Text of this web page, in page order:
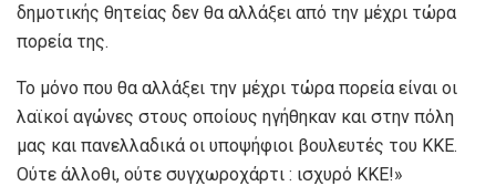
δημοτικής θητείας δεν θα αλλάξει από την μέχρι τώρα
πορεία της.
Το μόνο που θα αλλάξει την μέχρι τώρα πορεία είναι οι
λαϊκοί αγώνες στους οποίους ηγήθηκαν και στην πόλη
μας και πανελλαδικά οι υποψήφιοι βουλευτές του ΚΚΕ.
Ούτε άλλοθι, ούτε συγχωροχάρτι : ισχυρό ΚΚΕ!»